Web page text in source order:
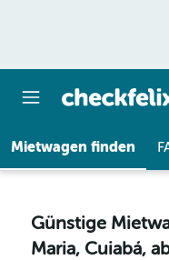
Mietwagen finden
Günstige
Maria, Cuiabá,